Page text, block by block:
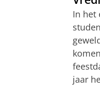
In het
jaar